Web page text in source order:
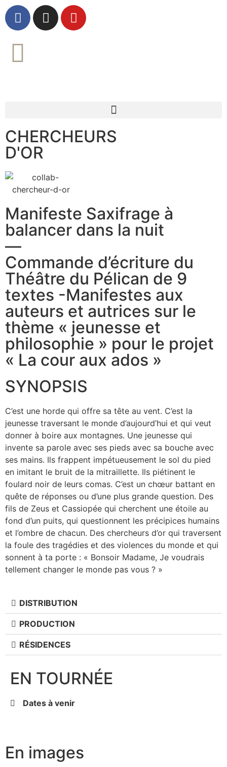
CHERCHEURS
D'OR
Manifeste Saxifrage à
balancer dans la nuit
—
Commande d’écriture du
Théâtre du Pélican de 9
textes -Manifestes aux
auteurs et autrices sur le
thème « jeunesse et
philosophie » pour le projet
« La cour aux ados »
SYNOPSIS
C’est une horde qui offre sa tête au vent. C’est la
jeunesse traversant le monde d’aujourd’hui et qui veut
donner à boire aux montagnes. Une jeunesse qui
invente sa parole avec ses pieds avec sa bouche avec
ses mains. Ils frappent impétueusement le sol du pied
en imitant le bruit de la mitraillette. Ils piétinent le
foulard noir de leurs comas. C’est un chœur battant en
quête de réponses ou d’une plus grande question. Des
fils de Zeus et Cassiopée qui cherchent une étoile au
fond d’un puits, qui questionnent les précipices humains
et l’ombre de chacun. Des chercheurs d’or qui traversent
la foule des tragédies et des violences du monde et qui
sonnent à ta porte : « Bonsoir Madame, Je voudrais
tellement changer le monde pas vous ? »
DISTRIBUTION
PRODUCTION
RÉSIDENCES
EN TOURNÉE
Dates à venir
En images